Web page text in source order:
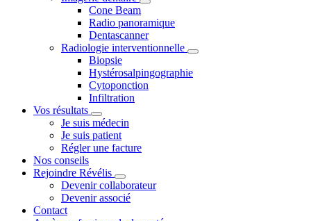
Cone Beam
Radio panoramique
Dentascanner
Radiologie interventionnelle
Biopsie
Hystérosalpingographie
Cytoponction
Infiltration
Vos résultats
Je suis médecin
Je suis patient
Régler une facture
Nos conseils
Rejoindre Révélis
Devenir collaborateur
Devenir associé
Contact